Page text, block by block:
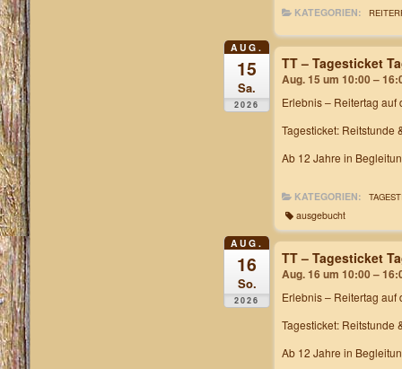
KATEGORIEN:
AUG.
15
Sa.
2026
TT – Tagesticket
Aug. 15 um 10:00 –
Erlebnis – Reitertag auf
Tagesticket: Reitstunde
Ab 12 Jahre in
KATEGORIEN:
ausgebucht
AUG.
16
So.
2026
TT – Tagesticket
Aug. 16 um 10:00 –
Erlebnis – Reitertag auf
Tagesticket: Reitstunde
Ab 12 Jahre in